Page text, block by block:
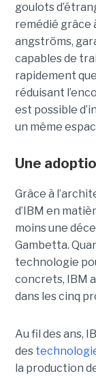
goulots
remédié grâce
angströms,
capables de
rapidement
réduisant
est possible
un même
Une
Grâce à
d’IBM en
moins une
Gambetta.
technologie
concrets, IBM
dans les cinq
Au fil des ans,
des
la production